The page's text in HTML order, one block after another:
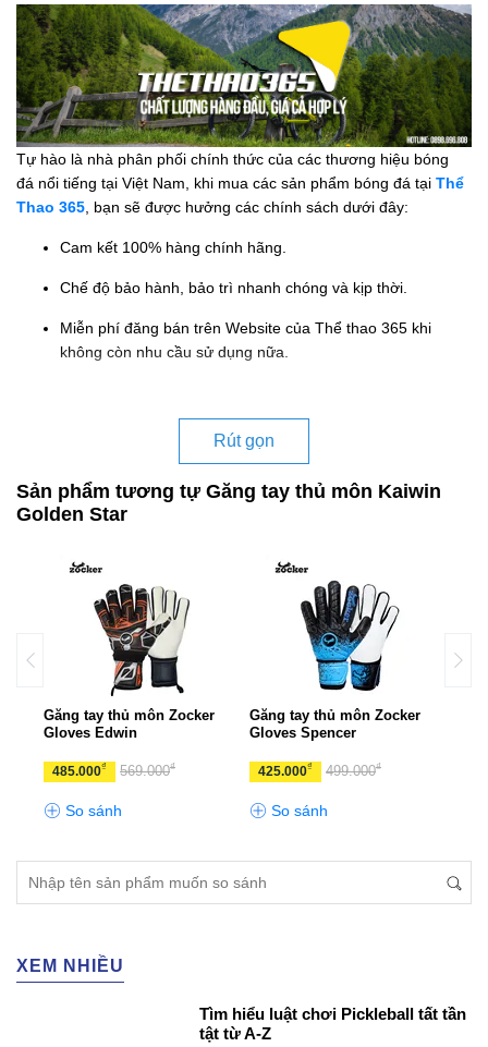
Tự hào là nhà phân phối chính thức của các thương hiệu bóng
đá nổi tiếng tại Việt Nam, khi mua các sản phẩm bóng đá tại Thể
Thao 365 , bạn sẽ được hưởng các chính sách dưới đây:
Cam kết 100% hàng chính hãng.
Chế độ bảo hành, bảo trì nhanh chóng và kịp thời.
Miễn phí đăng bán trên Website của Thể thao 365 khi
không còn nhu cầu sử dụng nữa.
Rút gọn
Sản phẩm tương tự Găng tay thủ môn Kaiwin
Golden Star
Găng tay thủ môn Zocker
Gloves Edwin
485.000₫ 569.000₫
So sánh
Găng tay thủ môn Zocker
Gloves Spencer
425.000₫ 499.000₫
So sánh
XEM NHIỀU
Tìm hiểu luật chơi Pickleball tất tần
tật từ A-Z